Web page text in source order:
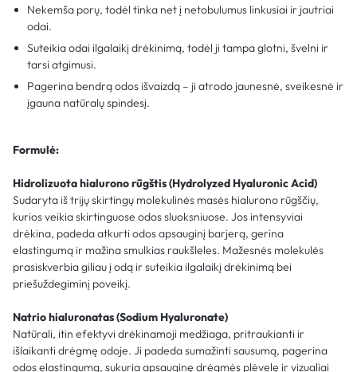
Nekemša porų, todėl tinka net į netobulumus linkusiai ir jautriai
odai.
Suteikia odai ilgalaikį drėkinimą, todėl ji tampa glotni, švelni ir
tarsi atgimusi.
Pagerina bendrą odos išvaizdą – ji atrodo jaunesnė, sveikesnė ir
įgauna natūralų spindesį.
Formulė:
Hidrolizuota hialurono rūgštis (Hydrolyzed Hyaluronic Acid)
Sudaryta iš trijų skirtingų molekulinės masės hialurono rūgščių,
kurios veikia skirtinguose odos sluoksniuose. Jos intensyviai
drėkina, padeda atkurti odos apsauginį barjerą, gerina
elastingumą ir mažina smulkias raukšleles. Mažesnės molekulės
prasiskverbia giliau į odą ir suteikia ilgalaikį drėkinimą bei
priešuždegiminį poveikį.
Natrio hialuronatas (Sodium Hyaluronate)
Natūrali, itin efektyvi drėkinamoji medžiaga, pritraukianti ir
išlaikanti drėgmę odoje. Ji padeda sumažinti sausumą, pagerina
odos elastingumą, sukuria apsauginę drėgmės plėvelę ir vizualiai